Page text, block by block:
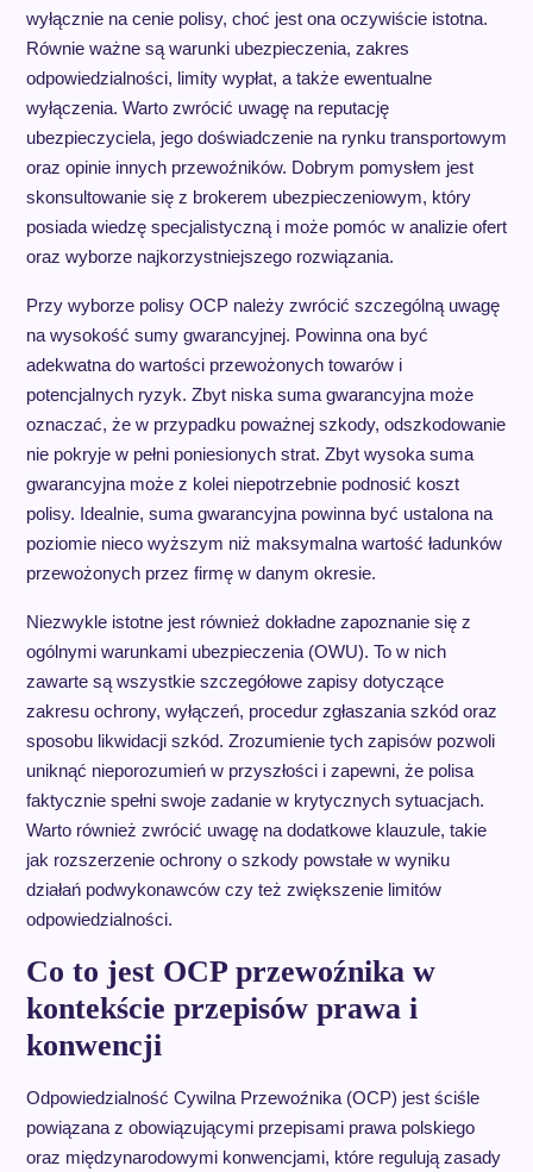
wyłącznie na cenie polisy, choć jest ona oczywiście istotna.
Równie ważne są warunki ubezpieczenia, zakres
odpowiedzialności, limity wypłat, a także ewentualne
wyłączenia. Warto zwrócić uwagę na reputację
ubezpieczyciela, jego doświadczenie na rynku transportowym
oraz opinie innych przewoźników. Dobrym pomysłem jest
skonsultowanie się z brokerem ubezpieczeniowym, który
posiada wiedzę specjalistyczną i może pomóc w analizie ofert
oraz wyborze najkorzystniejszego rozwiązania.
Przy wyborze polisy OCP należy zwrócić szczególną uwagę
na wysokość sumy gwarancyjnej. Powinna ona być
adekwatna do wartości przewożonych towarów i
potencjalnych ryzyk. Zbyt niska suma gwarancyjna może
oznaczać, że w przypadku poważnej szkody, odszkodowanie
nie pokryje w pełni poniesionych strat. Zbyt wysoka suma
gwarancyjna może z kolei niepotrzebnie podnosić koszt
polisy. Idealnie, suma gwarancyjna powinna być ustalona na
poziomie nieco wyższym niż maksymalna wartość ładunków
przewożonych przez firmę w danym okresie.
Niezwykle istotne jest również dokładne zapoznanie się z
ogólnymi warunkami ubezpieczenia (OWU). To w nich
zawarte są wszystkie szczegółowe zapisy dotyczące
zakresu ochrony, wyłączeń, procedur zgłaszania szkód oraz
sposobu likwidacji szkód. Zrozumienie tych zapisów pozwoli
uniknąć nieporozumień w przyszłości i zapewni, że polisa
faktycznie spełni swoje zadanie w krytycznych sytuacjach.
Warto również zwrócić uwagę na dodatkowe klauzule, takie
jak rozszerzenie ochrony o szkody powstałe w wyniku
działań podwykonawców czy też zwiększenie limitów
odpowiedzialności.
Co to jest OCP przewoźnika w
kontekście przepisów prawa i
konwencji
Odpowiedzialność Cywilna Przewoźnika (OCP) jest ściśle
powiązana z obowiązującymi przepisami prawa polskiego
oraz międzynarodowymi konwencjami, które regulują zasady